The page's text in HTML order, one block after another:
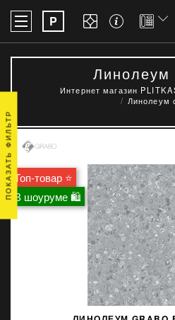
P
Линолеум
Интернет магазин
Линолеум
Топ-товар ⭐
В шоуруме 🛍
ПОКАЗАТЬ ФИЛЬТР